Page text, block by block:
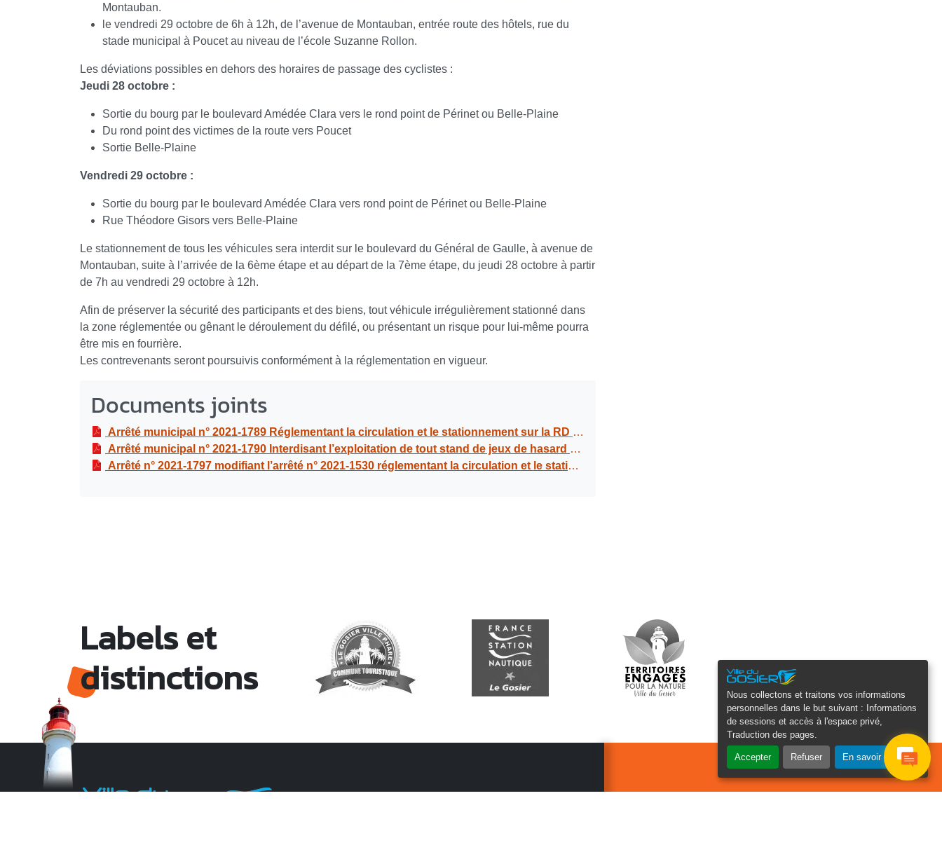
Nous collectons et traitons vos informations
personnelles dans le but suivant :
Informations
de sessions et accès à l'espace privé,
Traduction des pages
Accepter Refuser En savoir plus
Montauban.
le vendredi 29 octobre de 6h à 12h, de l’avenue de Montauban, entrée route des hôtels, rue du
stade municipal à Poucet au niveau de l’école Suzanne Rollon.
Les déviations possibles en dehors des horaires de passage des cyclistes :
Jeudi 28 octobre :
Sortie du bourg par le boulevard Amédée Clara vers le rond point de Périnet ou Belle-Plaine
Du rond point des victimes de la route vers Poucet
Sortie Belle-Plaine
Vendredi 29 octobre :
Sortie du bourg par le boulevard Amédée Clara vers rond point de Périnet ou Belle-Plaine
Rue Théodore Gisors vers Belle-Plaine
Le stationnement de tous les véhicules sera interdit sur le boulevard du Général de Gaulle, à avenue de
Montauban, suite à l’arrivée de la 6ème étape et au départ de la 7ème étape, du jeudi 28 octobre à partir
de 7h au vendredi 29 octobre à 12h.
Afin de préserver la sécurité des participants et des biens, tout véhicule irrégulièrement stationné dans
la zone réglementée ou gênant le déroulement du défilé, ou présentant un risque pour lui-même pourra
être mis en fourrière.
Les contrevenants seront poursuivis conformément à la réglementation en vigueur.
Documents joints
Arrêté municipal n° 2021-1789 Réglementant la circulation et le stationnement sur la RD 119, au bd du Général de Gaulle, à avenue de Montauban à l’occasion du 70ème tour cycliste de la Guadeloupe les 28 et 29 octobre 2021
Arrêté municipal n° 2021-1790 Interdisant l’exploitation de tout stand de jeux de hasard de toute nature, les tirs de pétards et autres objets dangereux, les armes (réelles ou factices), l’utilisation de bombes puantes, fumigènes et autres engins incendiaires, la vente ambulante sur le territoire du Gosier à l’occasion du 70ème tour cycliste international de Guadeloupe les 28 et 29 octobre 2021
Arrêté n° 2021-1797 modifiant l’arrêté n° 2021-1530 réglementant la circulation et le stationnement à l’occasion de la manifestation cycliste "70ème tour cycliste international de la Guadeloupe, le 23, 25, 28 et le 29 octobre 2021
Labels et
distinctions
Suivez-nous Gosier Connecté